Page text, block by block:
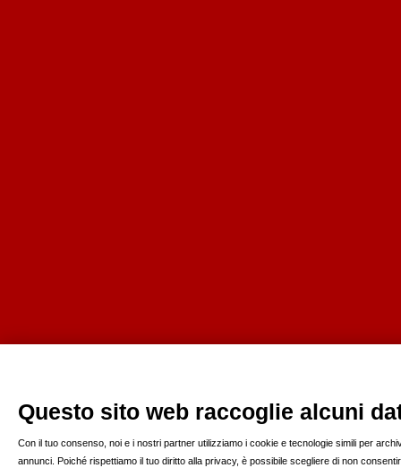
Questo sito web raccoglie alcuni
Con il tuo consenso, noi e i nostri partner utilizziamo i cookie e tecnologie simili per
annunci. Poiché rispettiamo il tuo diritto alla privacy, è possibile scegliere di non